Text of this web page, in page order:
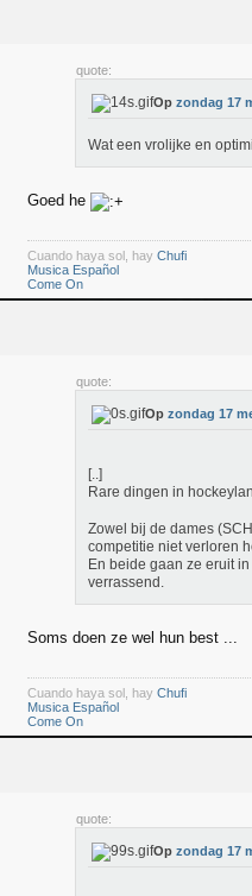
quote:
Op zondag 17
Wat een vrolijke en
Goed he
Cuando haya sol, hay Chufi
Musica Español
Come On
quote:
Op zondag 17
[..]
Rare dingen in
Zowel bij de dames
competitie niet verloren
En beide gaan ze eruit
verrassend.
Soms doen ze wel hun best ...
Cuando haya sol, hay Chufi
Musica Español
Come On
quote:
Op zondag 17